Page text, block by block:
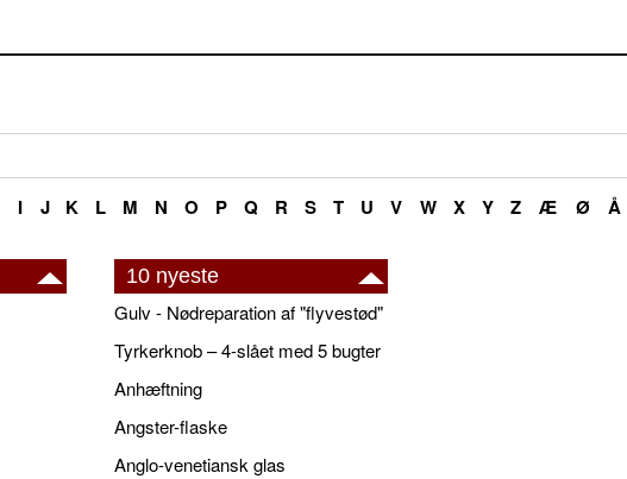
I J K L M N O P Q R S T U V W X Y Z Æ Ø Å
10 nyeste
Gulv - Nødreparation af "flyvestød"
Tyrkerknob – 4-slået med 5 bugter
Anhæftning
Angster-flaske
Anglo-venetiansk glas